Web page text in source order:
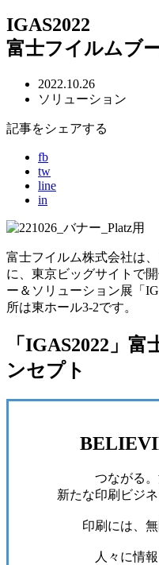
IGAS2022
富士フイルムブ
2022.10.26
ソリューション
記事をシェアする
fb
tw
line
in
富士フイルム株式会社は、
に、東京ビッグサイトで
ー＆ソリューション展「
所は東ホール3-2です。
「IGAS2022」
ンセプト
つながる
新たな印刷ビジ
印刷には、
人々に情